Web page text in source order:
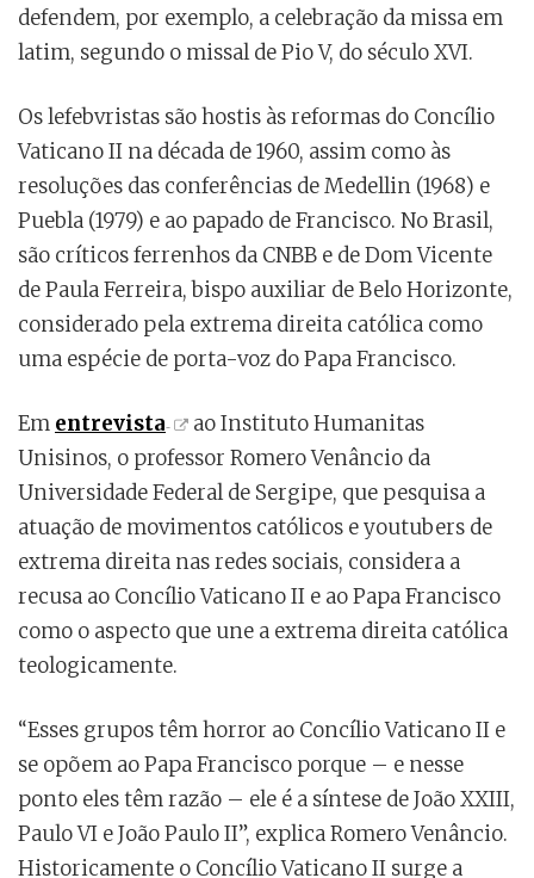
defendem, por exemplo, a celebração da missa em
latim, segundo o missal de Pio V, do século XVI.
Os lefebvristas são hostis às reformas do Concílio
Vaticano II na década de 1960, assim como às
resoluções das conferências de Medellin (1968) e
Puebla (1979) e ao papado de Francisco. No Brasil,
são críticos ferrenhos da CNBB e de Dom Vicente
de Paula Ferreira, bispo auxiliar de Belo Horizonte,
considerado pela extrema direita católica como
uma espécie de porta-voz do Papa Francisco.
Em entrevista
ao Instituto Humanitas
Unisinos, o professor Romero Venâncio da
Universidade Federal de Sergipe, que pesquisa a
atuação de movimentos católicos e youtubers de
extrema direita nas redes sociais, considera a
recusa ao Concílio Vaticano II e ao Papa Francisco
como o aspecto que une a extrema direita católica
teologicamente.
“Esses grupos têm horror ao Concílio Vaticano II e
se opõem ao Papa Francisco porque – e nesse
ponto eles têm razão – ele é a síntese de João XXIII,
Paulo VI e João Paulo II”, explica Romero Venâncio.
Historicamente o Concílio Vaticano II surge a